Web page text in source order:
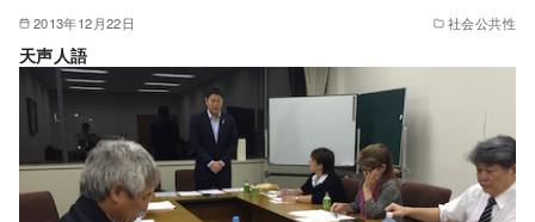
2013年12月22日 社会公共性
天声人語